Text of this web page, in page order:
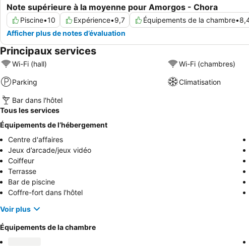
Note supérieure à la moyenne pour Amorgos - Chora
Piscine•10 Expérience•9,7 Équipements de la chambre•
Afficher plus de notes d’évaluation
Principaux services
Wi-Fi (hall) Wi-Fi (chambres)
Parking Climatisation
Bar dans l'hôtel
Tous les services
Équipements de l’hébergement
Centre d'affaires
Jeux d’arcade/jeux vidéo
Coiffeur
Terrasse
Bar de piscine
Coffre-fort dans l'hôtel
Voir plus
Équipements de la chambre